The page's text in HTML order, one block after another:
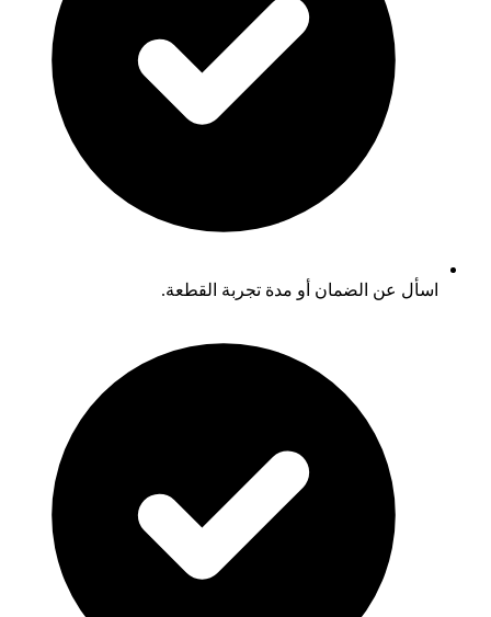
اسأل عن الضمان أو مدة تجربة القطعة.